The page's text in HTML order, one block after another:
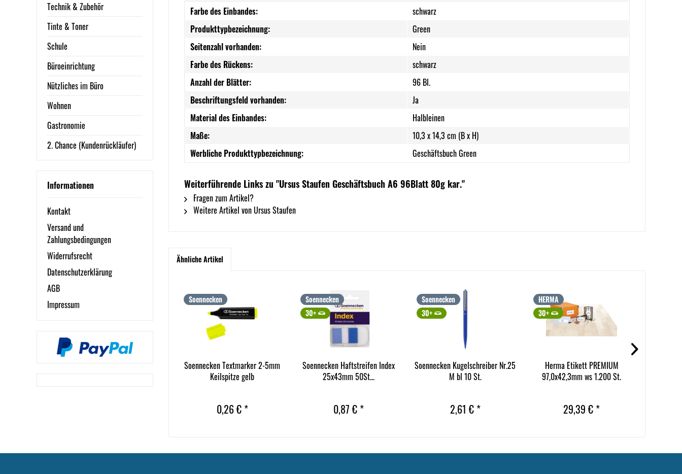
Technik & Zubehör
Tinte & Toner
Schule
Büroeinrichtung
Nützliches im Büro
Wohnen
Gastronomie
2. Chance (Kundenrückläufer)
Informationen
Kontakt
Versand und
Zahlungsbedingungen
Widerrufsrecht
Datenschutzerklärung
AGB
Impressum
Farbe des Einbandes:
schwarz
Produkttypbezeichnung:
Green
Seitenzahl vorhanden:
Nein
Farbe des Rückens:
schwarz
Anzahl der Blätter:
96 Bl.
Beschriftungsfeld vorhanden:
Ja
Material des Einbandes:
Halbleinen
Maße:
10,3 x 14,3 cm (B x H)
Werbliche Produkttypbezeichnung:
Geschäftsbuch Green
Weiterführende Links zu "Ursus Staufen Geschäftsbuch A6 96Blatt 80g kar."
Fragen zum Artikel?
Weitere Artikel von Ursus Staufen
Ähnliche Artikel
Soennecken
Soennecken Textmarker 2-5mm
Keilspitze gelb
0,26 € *
Soennecken
30+
Soennecken Haftstreifen Index
25x43mm 50St...
0,87 € *
Soennecken
30+
Soennecken Kugelschreiber Nr.25
M bl 10 St.
2,61 € *
HERMA
30+
Herma Etikett PREMIUM
97,0x42,3mm ws 1.200 St.
29,39 € *